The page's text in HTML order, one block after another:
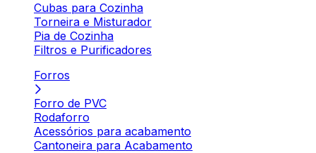
Cubas para Cozinha
Torneira e Misturador
Pia de Cozinha
Filtros e Purificadores
Forros
Forro de PVC
Rodaforro
Acessórios para acabamento
Cantoneira para Acabamento